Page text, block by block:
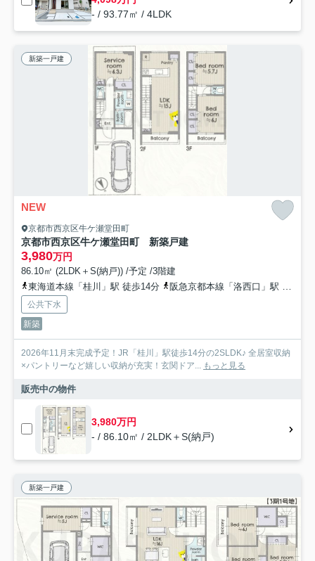
- / 93.77㎡ / 4LDK
新築一戸建
NEW
京都市西京区牛ケ瀬堂田町
京都市西京区牛ケ瀬堂田町 新築戸建
3,980万円
86.10㎡ (2LDK＋S(納戸)) /予定 /3階建
東海道本線「桂川」駅 徒歩14分
阪急京都本線「洛西口」駅 徒歩23分
公共下水
新築
2026年11月末完成予定！JR「桂川」駅徒歩14分の2SLDK♪ 全居室収納
×パントリーなど嬉しい収納が充実！玄関ドア...
もっと見る
販売中の物件
3,980万円
- / 86.10㎡ / 2LDK＋S(納戸)
新築一戸建